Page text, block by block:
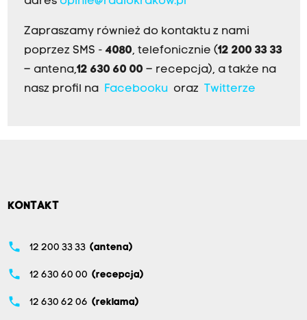
Zapraszamy również do kontaktu z nami
poprzez SMS - 4080, telefonicznie (12 200 33 33
– antena,12 630 60 00 – recepcja), a także na
nasz profil na
Facebookuoraz Twitterze
KONTAKT
phone 12 200 33 33 (antena)
phone 12 630 60 00 (recepcja)
phone 12 630 62 06 (reklama)